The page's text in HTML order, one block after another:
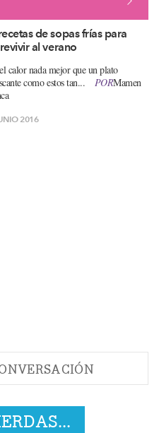
de sopas frías para
al verano
calor nada mejor que un plato
como estos tan...
PORMamen
2016